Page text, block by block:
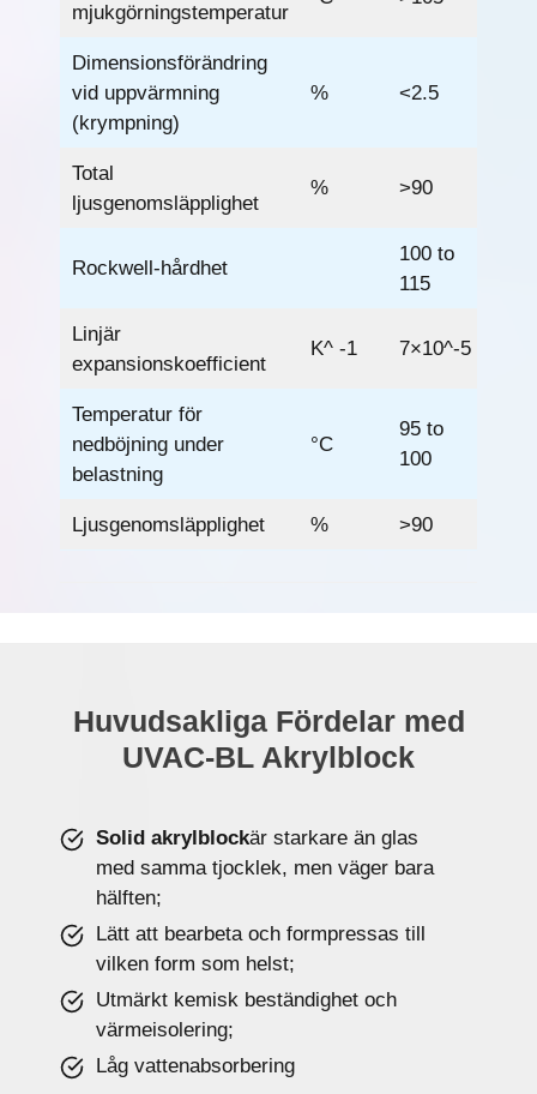
mjukgörningstemperatur
Dimensionsförändring
vid uppvärmning
(krympning)
% <2.5
Total
ljusgenomsläpplighet
% >90
Rockwell-hårdhet
100 to
115
Linjär
expansionskoefficient
K^ -1 7×10^-5
Temperatur för
nedböjning under
belastning
°C
95 to
100
Ljusgenomsläpplighet % >90
Huvudsakliga Fördelar med
UVAC-BL Akrylblock
Solid akrylblockär starkare än glas
med samma tjocklek, men väger bara
hälften;
Lätt att bearbeta och formpressas till
vilken form som helst;
Utmärkt kemisk beständighet och
värmeisolering;
Låg vattenabsorbering